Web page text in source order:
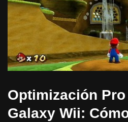
Optimización
Galaxy Wii: